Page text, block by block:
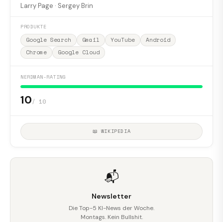
Larry Page · Sergey Brin
PRODUKTE
Google Search Gmail YouTube
Android
Chrome
Google Cloud
NERDMAN-RATING
10/ 10
📖 WIKIPEDIA
📬
Newsletter
Die Top-5 KI-News der Woche.
Montags. Kein Bullshit.